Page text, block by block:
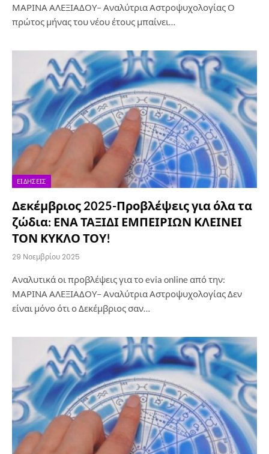
ΜΑΡΙΝΑ ΑΛΕΞΙΑΔΟΥ– Αναλύτρια Αστροψυχολογίας Ο
πρώτος μήνας του νέου έτους μπαίνει…
ΕΙΔΉΣΕΙΣ
Δεκέμβριος 2025-Προβλέψεις για όλα τα
ζώδια: ΕΝΑ ΤΑΞΙΔΙ ΕΜΠΕΙΡΙΩΝ ΚΛΕΙΝΕΙ
ΤΟΝ ΚΥΚΛΟ ΤΟΥ!
29 Νοεμβρίου 2025
Αναλυτικά οι προβλέψεις για το evia online από την:
ΜΑΡΙΝΑ ΑΛΕΞΙΑΔΟΥ– Αναλύτρια Αστροψυχολογίας Δεν
είναι μόνο ότι ο Δεκέμβριος σαν…